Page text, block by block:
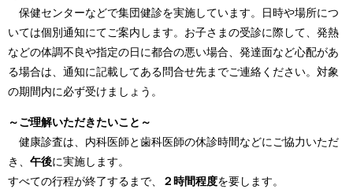
保健センターなどで集団健診を実施しています。日時や場所につ
いては個別通知にてご案内します。お子さまの受診に際して、発熱
などの体調不良や指定の日に都合の悪い場合、発達面など心配があ
る場合は、通知に記載してある問合せ先までご連絡ください。対象
の期間内に必ず受けましょう。
～ご理解いただきたいこと～
健康診査は、内科医師と歯科医師の休診時間などにご協力いただ
き、 午後に実施します。
すべての行程が終了するまで、
２時間程度を要します。